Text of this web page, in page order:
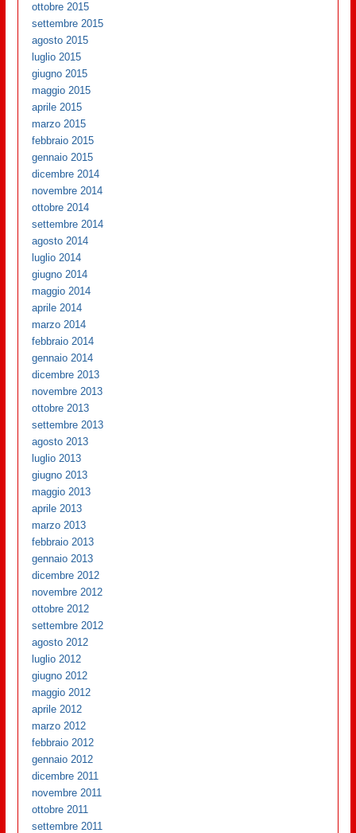
ottobre 2015
settembre 2015
agosto 2015
luglio 2015
giugno 2015
maggio 2015
aprile 2015
marzo 2015
febbraio 2015
gennaio 2015
dicembre 2014
novembre 2014
ottobre 2014
settembre 2014
agosto 2014
luglio 2014
giugno 2014
maggio 2014
aprile 2014
marzo 2014
febbraio 2014
gennaio 2014
dicembre 2013
novembre 2013
ottobre 2013
settembre 2013
agosto 2013
luglio 2013
giugno 2013
maggio 2013
aprile 2013
marzo 2013
febbraio 2013
gennaio 2013
dicembre 2012
novembre 2012
ottobre 2012
settembre 2012
agosto 2012
luglio 2012
giugno 2012
maggio 2012
aprile 2012
marzo 2012
febbraio 2012
gennaio 2012
dicembre 2011
novembre 2011
ottobre 2011
settembre 2011